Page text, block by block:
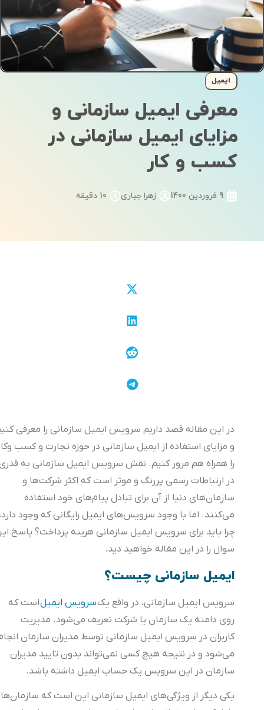
ایمیل
معرفی ایمیل سازمانی و
مزایای ایمیل سازمانی در
کسب و کار
زهرا جباری 10 دقیقه
در این مقاله قصد داریم سرویس ایمیل سازمانی را معرفی کنیم
و مزایای استفاده از ایمیل سازمانی در حوزه تجارت و کسب وکار
را همراه هم مرور کنیم. نقش سرویس ایمیل سازمانی به قدری
در ارتباطات رسمی پررنگ و موثر است که اکثر شرکت‌ها و
سازمان‌های دنیا از آن برای تبادل پیام‌های خود استفاده
می‌کنند. اما با وجود سرویس‌های ایمیل رایگانی که وجود دارد،
چرا باید برای سرویس ایمیل سازمانی هرینه پرداخت؟ پاسخ این
سوال را در این مقاله خواهید دید.
ایمیل سازمانی چیست؟
سرویس ایمیل سازمانی، در واقع یکسرویس ایمیلاست که
روی دامنه یک سازمان یا شرکت تعریف می‌شود. مدیریت
کاربران در سرویس ایمیل سازمانی توسط مدیران سازمان انجام
می‌شود و در نتیجه هیچ کسی نمی‌تواند بدون تایید مدیران
سازمان در این سرویس یک حساب ایمیل داشته باشد.
یکی دیگر از ویژگی‌های ایمیل سازمانی این است که سازمان‌ها